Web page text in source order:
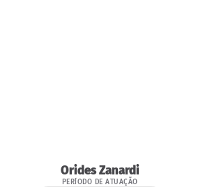
Orides Zanardi
PERÍODO DE ATUAÇÃO